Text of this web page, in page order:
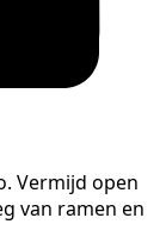
Vermijd open
van ramen en